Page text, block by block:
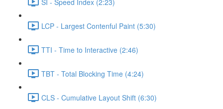
LCP - Largest Contenful Paint (5:30)
TTI - Time to Interactive (2:46)
TBT - Total Blocking Time (4:24)
CLS - Cumulative Layout Shift (6:30)